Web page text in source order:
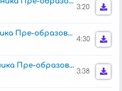
3:20
v8.1 = Гимн Ученика Пре-образования
4:30
v8.2 = Гимн Ученика Пре-образования
3:38